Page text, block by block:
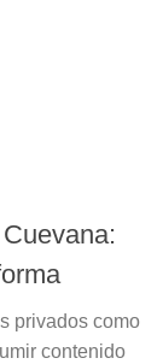
privados como
contenido